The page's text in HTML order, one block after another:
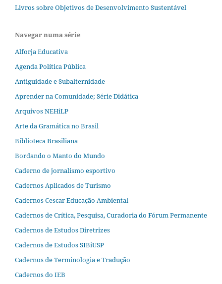
Livros sobre Objetivos de Desenvolvimento Sustentável
Navegar numa série
Alforja Educativa
Agenda Política Pública
Antiguidade e Subalternidade
Aprender na Comunidade; Série Didática
Arquivos NEHiLP
Arte da Gramática no Brasil
Biblioteca Brasiliana
Bordando o Manto do Mundo
Caderno de jornalismo esportivo
Cadernos Aplicados de Turismo
Cadernos Cescar Educação Ambiental
Cadernos de Crítica, Pesquisa, Curadoria do Fórum Permanente
Cadernos de Estudos Diretrizes
Cadernos de Estudos SIBiUSP
Cadernos de Terminologia e Tradução
Cadernos do IEB